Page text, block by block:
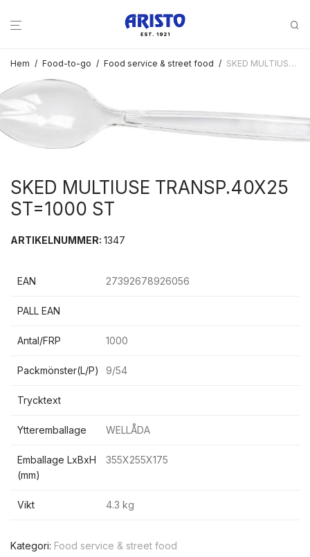
Hem / Food-to-go / Food service & street food / SKED MULTIUSE TRANSP.40X25 ST=1000 ST
SKED MULTIUSE TRANSP.40X25
ST=1000 ST
ARTIKELNUMMER: 1347
EAN 27392678926056
PALL EAN
Antal/FRP 1000
Packmönster(L/P) 9/54
Trycktext
Ytteremballage WELLÅDA
Emballage LxBxH
(mm)
355X255X175
Vikt 4.3 kg
Kategori: Food service & street food